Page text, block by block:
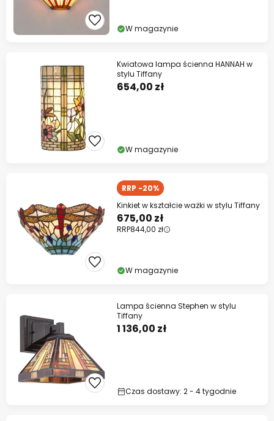
W magazynie
Kwiatowa lampa ścienna HANNAH w
stylu Tiffany
654,00 zł
W magazynie
RRP -20%
Kinkiet w kształcie ważki w stylu Tiffany
675,00 zł
RRP844,00 zł
W magazynie
Lampa ścienna Stephen w stylu
Tiffany
1 136,00 zł
Czas dostawy: 2 - 4 tygodnie